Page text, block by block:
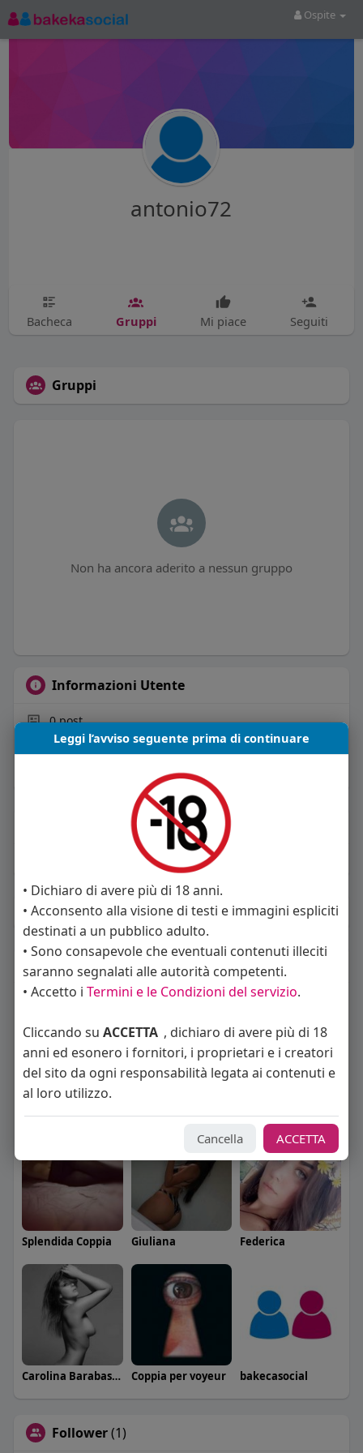
Ospite
antonio72
Bacheca Gruppi Mi piace Seguiti
Gruppi
Non ha ancora aderito a nessun gruppo
Informazioni Utente
0post
Maschio
coppie
Album(0)
(9)
Splendida Coppia Giuliana Federica
Carolina Barabaschi Coppia per voyeur bakecasocial
Follower(1)
Leggi l’avviso seguente prima di continuare
• Dichiaro di avere più di 18 anni.
• Acconsento alla visione di testi e immagini espliciti
destinati a un pubblico adulto.
• Sono consapevole che eventuali contenuti illeciti
saranno segnalati alle autorità competenti.
• Accetto i Termini e le Condizioni del servizio.
Cliccando su ACCETTA , dichiaro di avere più di 18
anni ed esonero i fornitori, i proprietari e i creatori
del sito da ogni responsabilità legata ai contenuti e
al loro utilizzo.
Cancella ACCETTA